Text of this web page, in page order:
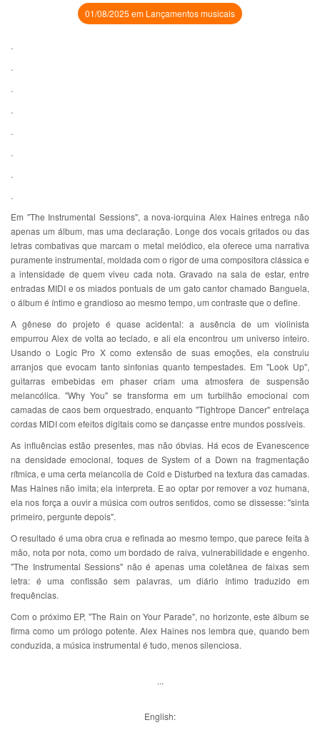
01/08/2025 em Lançamentos musicais
.
.
.
.
.
.
.
.
Em "The Instrumental Sessions", a nova-iorquina Alex Haines entrega não
apenas um álbum, mas uma declaração. Longe dos vocais gritados ou das
letras combativas que marcam o metal melódico, ela oferece uma narrativa
puramente instrumental, moldada com o rigor de uma compositora clássica e
a intensidade de quem viveu cada nota. Gravado na sala de estar, entre
entradas MIDI e os miados pontuais de um gato cantor chamado Banguela,
o álbum é íntimo e grandioso ao mesmo tempo, um contraste que o define.
A gênese do projeto é quase acidental: a ausência de um violinista
empurrou Alex de volta ao teclado, e ali ela encontrou um universo inteiro.
Usando o Logic Pro X como extensão de suas emoções, ela construiu
arranjos que evocam tanto sinfonias quanto tempestades. Em "Look Up",
guitarras embebidas em phaser criam uma atmosfera de suspensão
melancólica. "Why You" se transforma em um turbilhão emocional com
camadas de caos bem orquestrado, enquanto "Tightrope Dancer" entrelaça
cordas MIDI com efeitos digitais como se dançasse entre mundos possíveis.
As influências estão presentes, mas não óbvias. Há ecos de Evanescence
na densidade emocional, toques de System of a Down na fragmentação
rítmica, e uma certa melancolia de Cold e Disturbed na textura das camadas.
Mas Haines não imita; ela interpreta. E ao optar por remover a voz humana,
ela nos força a ouvir a música com outros sentidos, como se dissesse: "sinta
primeiro, pergunte depois".
O resultado é uma obra crua e refinada ao mesmo tempo, que parece feita à
mão, nota por nota, como um bordado de raiva, vulnerabilidade e engenho.
"The Instrumental Sessions" não é apenas uma coletânea de faixas sem
letra: é uma confissão sem palavras, um diário íntimo traduzido em
frequências.
Com o próximo EP, "The Rain on Your Parade", no horizonte, este álbum se
firma como um prólogo potente. Alex Haines nos lembra que, quando bem
conduzida, a música instrumental é tudo, menos silenciosa.
...
English: